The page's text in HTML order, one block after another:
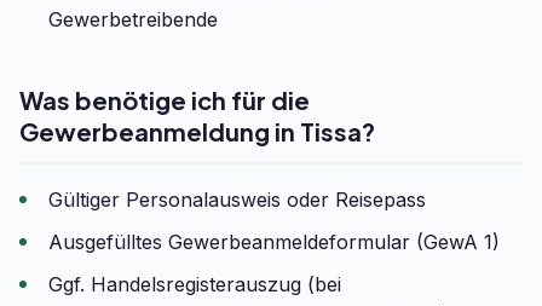
Gewerbetreibende
Was benötige ich für die
Gewerbeanmeldung in Tissa?
Gültiger Personalausweis oder Reisepass
Ausgefülltes Gewerbeanmeldeformular (GewA 1)
Ggf. Handelsregisterauszug (bei